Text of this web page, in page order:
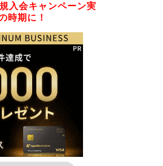
入会キャンペーン実
時期に！